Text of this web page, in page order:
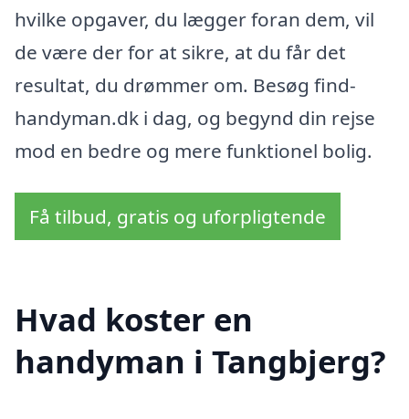
hvilke opgaver, du lægger foran dem, vil
de være der for at sikre, at du får det
resultat, du drømmer om. Besøg find-
handyman.dk i dag, og begynd din rejse
mod en bedre og mere funktionel bolig.
Få tilbud, gratis og uforpligtende
Hvad koster en
handyman i Tangbjerg?